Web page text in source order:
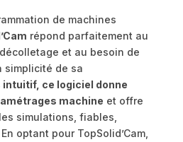
de machines
répond parfaitement au
et au besoin de
simplicité de sa
intuitif, ce logiciel donne
machine et offre
simulations, fiables,
optant pour TopSolid’Cam,